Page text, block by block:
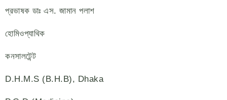
প্রভাষক ডাঃ এস. জামান পলাশ
হোমিওপ্যাথিক
কনসালটেন্ট
D.H.M.S (B.H.B), Dhaka